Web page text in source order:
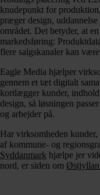
knudepunkt for
præger design,
området. Det betyder, at
markedsføring:
flere salgskanaler kan
Eagle Media hjælper
gennem et tæt digitalt
kortlægger kunder,
design, så løsningen
og arbejder på.
Har virksomheden
af kommune- og
Syddanmark hjælpe jer
nord, er siden om